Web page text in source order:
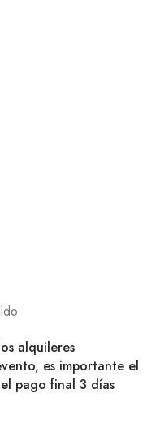
alquileres
es importante el
pago final 3 días